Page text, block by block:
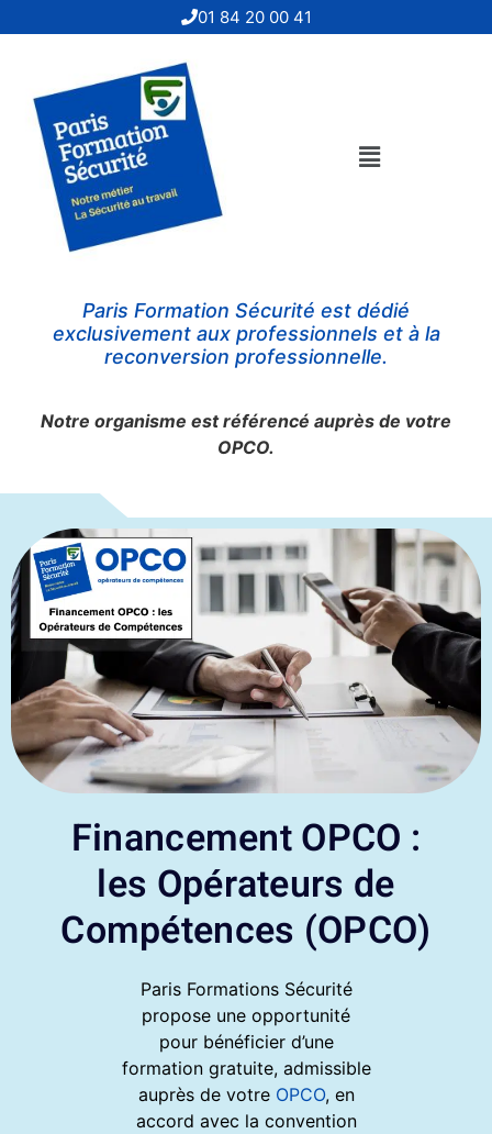
01 84 20 00 41
Paris Formation Sécurité est dédié
exclusivement aux professionnels et à la
reconversion professionnelle.
Notre organisme est référencé auprès de votre
OPCO.
Financement OPCO :
les Opérateurs de
Compétences (OPCO)
Paris Formations Sécurité
propose une opportunité
pour bénéficier d’une
formation gratuite, admissible
auprès de votre OPCO, en
accord avec la convention